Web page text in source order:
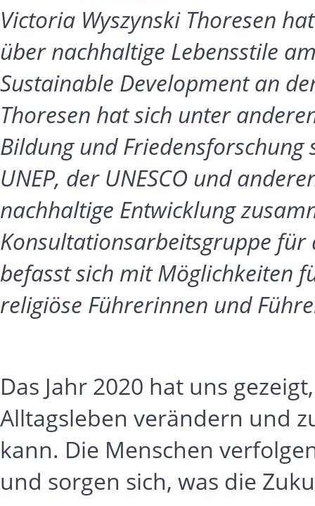
Victoria Wyszynski Thoresen
über nachhaltige Lebensstile
Sustainable Development an
Thoresen hat sich unter
Bildung und
UNEP, der UNESCO und
nachhaltige Entwicklung
Konsultationsarbeitsgruppe für
befasst sich mit Möglichkeiten
religiöse Führerinnen und
Das Jahr 2020 hat uns
Alltagsleben verändern und
kann. Die Menschen
und sorgen sich, was die